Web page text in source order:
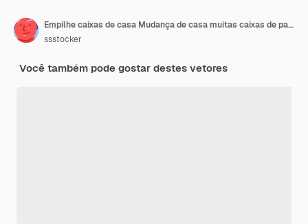
Empilhe caixas de casa Mudança de casa muitas caixas de papelão para armazenamento de coisas da família roupas móveis embalagem de papelão pacote mover realocação novo apartamento escritório ilustração vetorial
ssstocker
Você também pode gostar destes vetores